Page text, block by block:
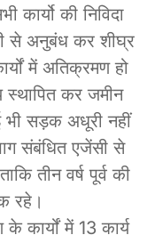
कार्यो की निविदा
से अनुबंध कर शीघ्र
में अतिक्रमण हो
स्थापित कर जमीन
सड़क अधूरी नहीं
संबंधित एजेंसी से
तीन वर्ष पूर्व की
रहे।
कार्यों में 13 कार्य